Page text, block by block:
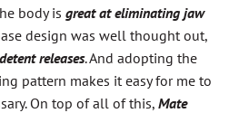
body is great at eliminating jaw
design was well thought out,
releases. And adopting the
pattern makes it easy for me to
On top of all of this, Mate